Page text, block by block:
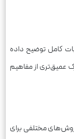
کامل توضیح داده
عمیق‌تری از مفاهیم
مختلفی برای